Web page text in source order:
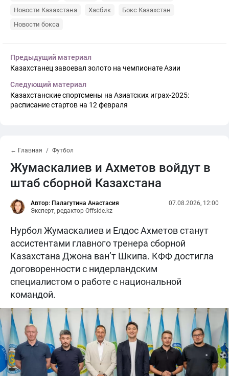
Новости Казахстана
Хасбик
Бокс Казахстан
Новости бокса
Предыдущий материал
Казахстанец завоевал золото на чемпионате Азии
Следующий материал
Казахстанские спортсмены на Азиатских играх-2025:
расписание стартов на 12 февраля
← Главная Футбол
Жумаскалиев и Ахметов войдут в
штаб сборной Казахстана
Автор: Палагутина Анастасия
Эксперт, редактор Offside.kz
07.08.2026, 12:00
Нурбол Жумаскалиев и Елдос Ахметов станут
ассистентами главного тренера сборной
Казахстана Джона ван’т Шкипа. КФФ достигла
договоренности с нидерландским
специалистом о работе с национальной
командой.